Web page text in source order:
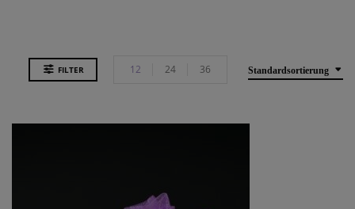
FILTER Standardsortierung
12 24 36